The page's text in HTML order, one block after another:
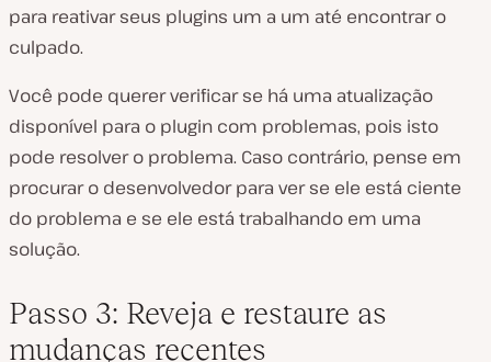
para reativar seus plugins um a um até encontrar o
culpado.
Você pode querer verificar se há uma atualização
disponível para o plugin com problemas, pois isto
pode resolver o problema. Caso contrário, pense em
procurar o desenvolvedor para ver se ele está ciente
do problema e se ele está trabalhando em uma
solução.
Passo 3: Reveja e restaure as
mudanças recentes